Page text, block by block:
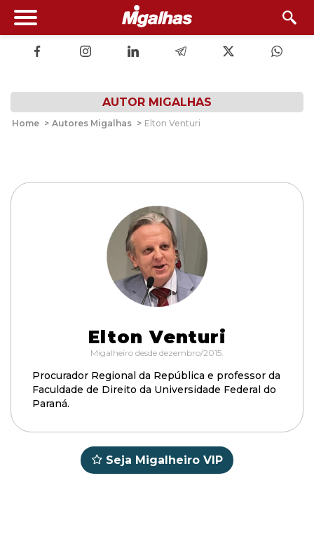
AUTOR MIGALHAS
Home > Autores Migalhas > Elton Venturi
Elton Venturi
Migalheiro desde dezembro/2015.
Procurador Regional da República e professor da
Faculdade de Direito da Universidade Federal do
Paraná.
Seja Migalheiro VIP